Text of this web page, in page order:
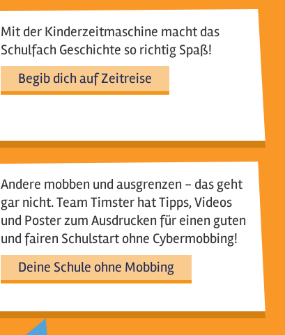
Mit der Kinderzeitmaschine macht das
Schulfach Geschichte so richtig Spaß!
Begib dich auf Zeitreise
Andere mobben und ausgrenzen - das geht
gar nicht. Team Timster hat Tipps, Videos
und Poster zum Ausdrucken für einen guten
und fairen Schulstart ohne Cybermobbing!
Deine Schule ohne Mobbing